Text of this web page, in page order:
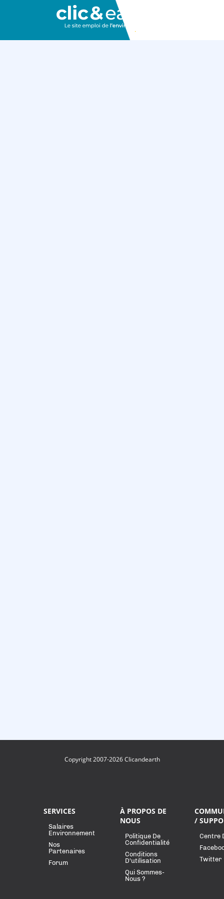
Copyright 2007-2026 Clicandearth
SERVICES
Salaires
Environnement
Nos
Partenaires
Forum
À PROPOS DE
NOUS
Politique De
Confidentialité
Conditions
D'utilisation
Qui Sommes-
Nous ?
/
Centre
Twitter